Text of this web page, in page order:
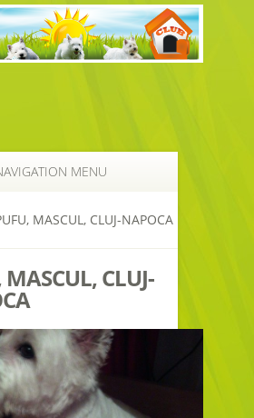
MENU
MASCUL, CLUJ-NAPOCA
MASCUL, CLUJ-